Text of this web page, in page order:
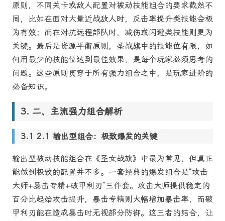
原则，不同关卡或敌人配置对被动技能组合的要求截然不
同，比如在面对大量近战敌人时，反击率提升类技能会极
为有效；而在对抗远程部队时，减伤或闪避类技能则更为
关键。最后是资源平衡原则，圣战旗中的技能位有限，如
何用最少的技能位达到最佳效果，是每个玩家必须思考的
问题。这些原则贯穿于所有强力组合之中，是玩家进阶的
必备知识。
二、主流强力组合解析
2.1 输出型组合：极致爆发的关键
输出型被动技能组合在《圣女战旗》中最为常见，但真正
能做到极致的配置并不多。一套经典的爆发组合是“攻击
大师+暴击专精+破甲利刃”三件套。攻击大师提供稳定的
百分比起始攻击提升，暴击专精则大幅增加暴击率，而破
甲利刃能在造成暴击时无视部分防御。这三者的结合，让